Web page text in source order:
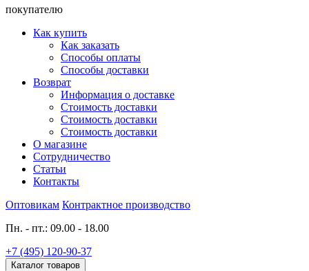
покупателю
Как купить
Как заказать
Способы оплаты
Способы доставки
Возврат
Информация о доставке
Стоимость доставки
Стоимость доставки
Стоимость доставки
О магазине
Сотрудничество
Статьи
Контакты
Оптовикам Контрактное производство
Пн. - пт.: 09.00 - 18.00
+7 (495) 120-90-37
Каталог товаров